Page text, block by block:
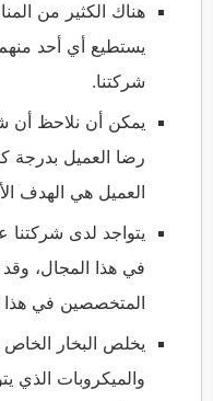
هناك الكثير من
يستطيع أي أحد
شركتنا.
يمكن أن نلاحظ أن
رضا العميل بدرجة
العميل هي الهدف
يتواجد لدى
في هذا المجال،
المتخصصين في هذا
يخلص البخار الخاص
والميكروبات الذي